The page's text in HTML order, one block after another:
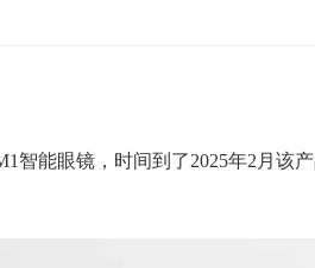
智能眼镜，时间到了2025年2月该